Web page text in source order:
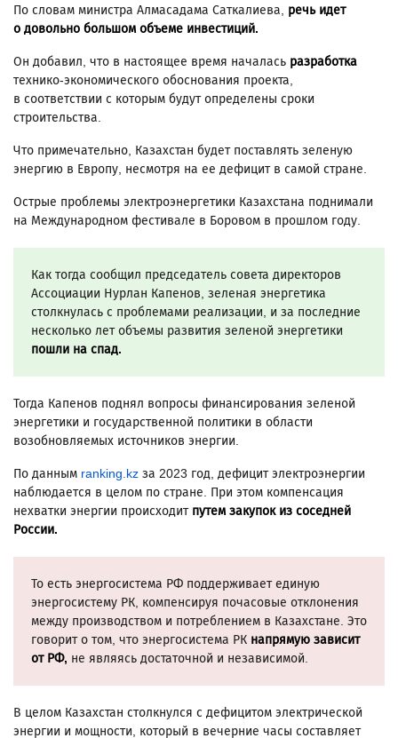
По словам министра Алмасадама Саткалиева, речь идет
о довольно большом объеме инвестиций.
Он добавил, что в настоящее время началась разработка
технико-экономического обоснования проекта,
в соответствии с которым будут определены сроки
строительства.
Что примечательно, Казахстан будет поставлять зеленую
энергию в Европу, несмотря на ее дефицит в самой стране.
Острые проблемы электроэнергетики Казахстана поднимали
на Международном фестивале в Боровом в прошлом году.
Как тогда сообщил председатель совета директоров
Ассоциации Нурлан Капенов, зеленая энергетика
столкнулась с проблемами реализации, и за последние
несколько лет объемы развития зеленой энергетики
пошли на спад.
Тогда Капенов поднял вопросы финансирования зеленой
энергетики и государственной политики в области
возобновляемых источников энергии.
По данным ranking.kz за 2023 год, дефицит электроэнергии
наблюдается в целом по стране. При этом компенсация
нехватки энергии происходит путем закупок из соседней
России.
То есть энергосистема РФ поддерживает единую
энергосистему РК, компенсируя почасовые отклонения
между производством и потреблением в Казахстане. Это
говорит о том, что энергосистема РК напрямую зависит
от РФ, не являясь достаточной и независимой.
В целом Казахстан столкнулся с дефицитом электрической
энергии и мощности, который в вечерние часы составляет